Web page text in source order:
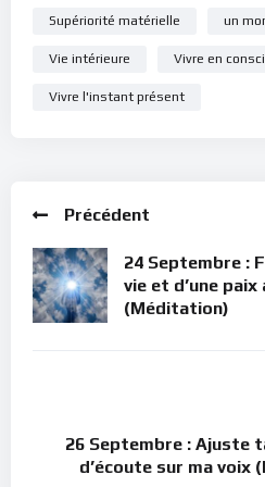
teigne et la rouille ne détruisent
percent ni ne dérobent.
Car là
design=”twitter”]
Si vous voulez vous inscrire sur
de poster des commentaires) et
veuillez cliquer ici :
Supériorité matérielle un
Vie intérieure Vivre en
Vivre l'instant présent
Précédent
24 Septembre :
vie et d’une
(Méditation)
26 Septembre : Ajuste
d’écoute sur ma voix